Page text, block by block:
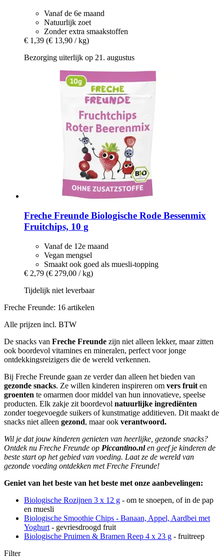
Vanaf de 6e maand
Natuurlijk zoet
Zonder extra smaakstoffen
€ 1,39 (€ 13,90 / kg)
Bezorging uiterlijk op 21. augustus
Freche Freunde Biologische Rode Bessenmix
Fruitchips, 10 g
Vanaf de 12e maand
Vegan mengsel
Smaakt ook goed als muesli-topping
€ 2,79 (€ 279,00 / kg)
Tijdelijk niet leverbaar
Freche Freunde: 16 artikelen
Alle prijzen incl. BTW
De snacks van Freche Freunde zijn niet alleen lekker, maar zitten
ook boordevol vitamines en mineralen, perfect voor jonge
ontdekkingsreizigers die de wereld verkennen.
Bij Freche Freunde gaan ze verder dan alleen het bieden van
gezonde snacks. Ze willen kinderen inspireren om vers fruit en
groenten te omarmen door middel van hun innovatieve, speelse
producten. Elk zakje zit boordevol natuurlijke ingrediënten
zonder toegevoegde suikers of kunstmatige additieven. Dit maakt de
snacks niet alleen gezond, maar ook verantwoord.
Wil je dat jouw kinderen genieten van heerlijke, gezonde snacks?
Ontdek nu Freche Freunde op Piccantino.nlen geef je kinderen de
beste start op het gebied van voeding. Laat ze de wereld van
gezonde voeding ontdekken met Freche Freunde!
Geniet van het beste van het beste met onze aanbevelingen:
Biologische Rozijnen 3 x 12 g - om te snoepen, of in de pap
en muesli
Biologische Smoothie Chips - Banaan, Appel, Aardbei met
Yoghurt - gevriesdroogd fruit
Biologische Pruimen & Bramen Reep 4 x 23 g - fruitreep
Filter